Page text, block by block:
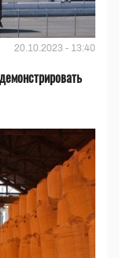
20.10.2023 - 13:40